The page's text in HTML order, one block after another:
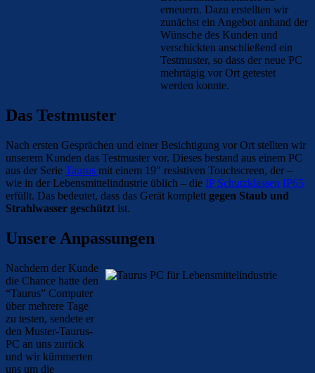
erneuern. Dazu erstellten wir
zunächst ein Angebot anhand der
Wünsche des Kunden und
verschickten anschließend ein
Testmuster, so dass der neue PC
mehrtägig vor Ort getestet
werden konnte.
Das Testmuster
Nach ersten Gesprächen und einer Besichtigung vor Ort stellten wir
unserem Kunden das Testmuster vor. Dieses bestand aus einem PC
aus der Serie Taurus mit einem 19″ resistiven Touchscreen, der –
wie in der Lebensmittelindustrie üblich – die IP Schutzklassen IP65
erfüllt. Das bedeutet, dass das Gerät komplett gegen Staub und
Strahlwasser geschützt ist.
Unsere Anpassungen
Nachdem der Kunde
die Chance hatte den
“Taurus” Computer
über mehrere Tage
zu testen, sendete er
den Muster-Taurus-
PC an uns zurück
und wir kümmerten
uns um die